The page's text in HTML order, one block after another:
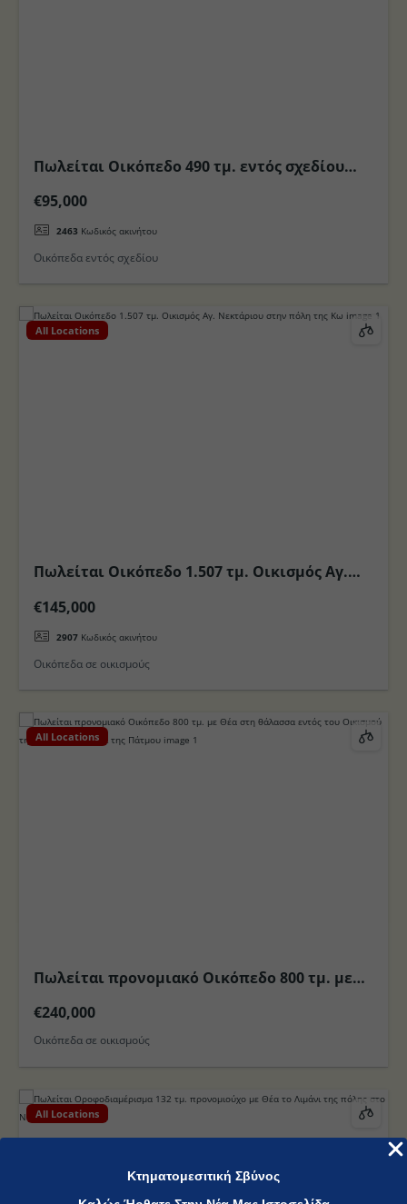
Κτηματομεσιτική Σβύνος
Πωλείται Οικόπεδο 490 τμ. εντός σχεδίου
€95,000
2463 Κωδικός ακινήτου
Οικόπεδα εντός σχεδίου
All Locations
Πωλείται Οικόπεδο 1.507 τμ. Οικισμός Αγ.
€145,000
2907 Κωδικός ακινήτου
Οικόπεδα σε οικισμούς
All Locations
Πωλείται προνομιακό Οικόπεδο 800 τμ. με
Σκάλας στο Νησί της Πάτμου
€240,000
Οικόπεδα σε οικισμούς
All Locations